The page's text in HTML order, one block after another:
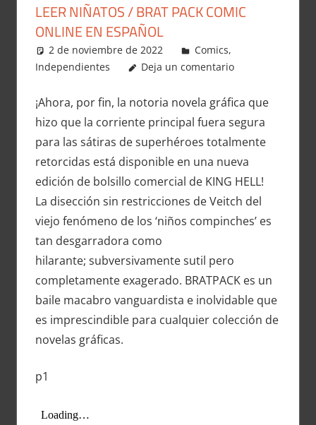
LEER NIÑATOS / BRAT PACK COMIC
ONLINE EN ESPAÑOL
2 de noviembre de 2022 Carlitox Banana
Comics,
Independientes
Deja un comentario
¡Ahora, por fin, la notoria novela gráfica que
hizo que la corriente principal fuera segura
para las sátiras de superhéroes totalmente
retorcidas está disponible en una nueva
edición de bolsillo comercial de KING HELL!
La disección sin restricciones de Veitch del
viejo fenómeno de los ‘niños compinches’ es
tan desgarradora como
hilarante; subversivamente sutil pero
completamente exagerado. BRATPACK es un
baile macabro vanguardista e inolvidable que
es imprescindible para cualquier colección de
novelas gráficas.
p1